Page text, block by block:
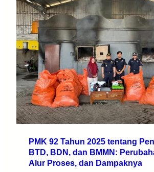
PMK 92 Tahun 2025 tentang
BTD, BDN, dan BMMN:
Alur Proses, dan Dampaknya